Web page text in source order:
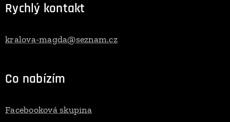
Rychlý kontakt
kralova-magda@seznam.cz
Co nabízím
Facebooková skupina